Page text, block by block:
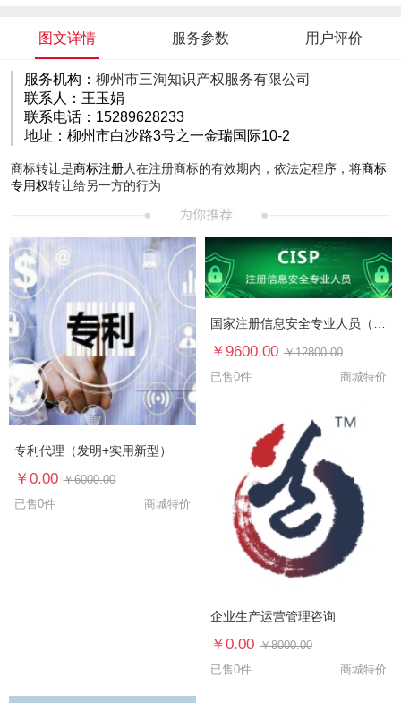
图文详情 服务参数 用户评价
服务机构： 柳州市三洵知识产权服务有限公司
联系人：王玉娟
联系电话：15289628233
地址：柳州市白沙路3号之一金瑞国际10-2
商标转让是商标注册人在注册商标的有效期内，依法定程序，将商标
专用权转让给另一方的行为
专利代理（发明+实用新型）
￥0.00 ￥6000.00
已售0件
商城特价
国家注册信息安全专业人员（CISP）认证培训
￥9600.00 ￥12800.00
已售0件
商城特价
企业生产运营管理咨询
￥0.00 ￥8000.00
已售0件
商城特价